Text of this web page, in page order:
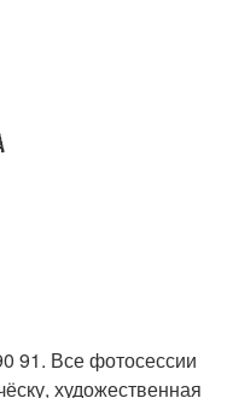
91. Все фотосессии
художественная